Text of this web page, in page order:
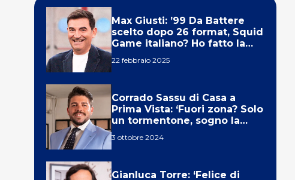
Max Giusti: ’99 Da Battere
scelto dopo 26 format, Squid
Game italiano? Ho fatto la
22 febbraio 2025
Corrado Sassu di Casa a
Prima Vista: ‘Fuori zona? Solo
un tormentone, sogno la
3 ottobre 2024
Gianluca Torre: ‘Felice di